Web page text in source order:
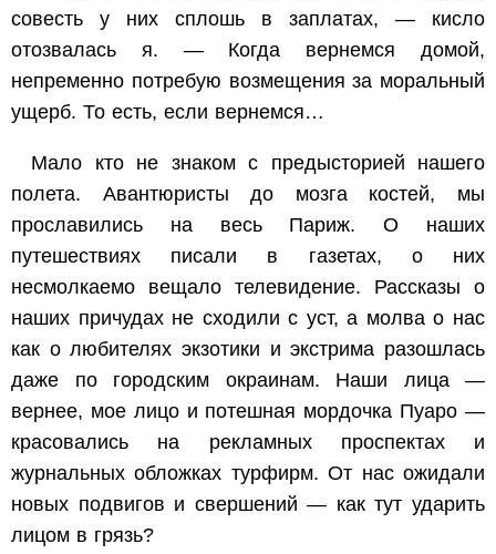
совесть у них сплошь в заплатах, — кисло
отозвалась я. — Когда вернемся домой,
непременно потребую возмещения за моральный
ущерб. То есть, если вернемся…
Мало кто не знаком с предысторией нашего
полета. Авантюристы до мозга костей, мы
прославились на весь Париж. О наших
путешествиях писали в газетах, о них
несмолкаемо вещало телевидение. Рассказы о
наших причудах не сходили с уст, а молва о нас
как о любителях экзотики и экстрима разошлась
даже по городским окраинам. Наши лица —
вернее, мое лицо и потешная мордочка Пуаро —
красовались на рекламных проспектах и
журнальных обложках турфирм. От нас ожидали
новых подвигов и свершений — как тут ударить
лицом в грязь?